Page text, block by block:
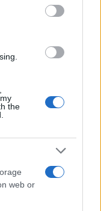
the
web or
tattico che
social. Ricorda
da
linea editoriale,
ciclista urbano.